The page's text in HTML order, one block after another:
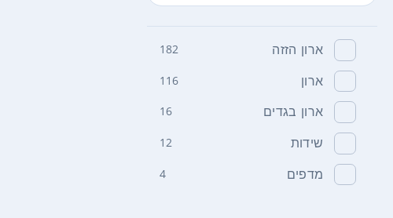
ארון הזזה 182
ארון 116
ארון בגדים 16
שידות 12
מדפים 4